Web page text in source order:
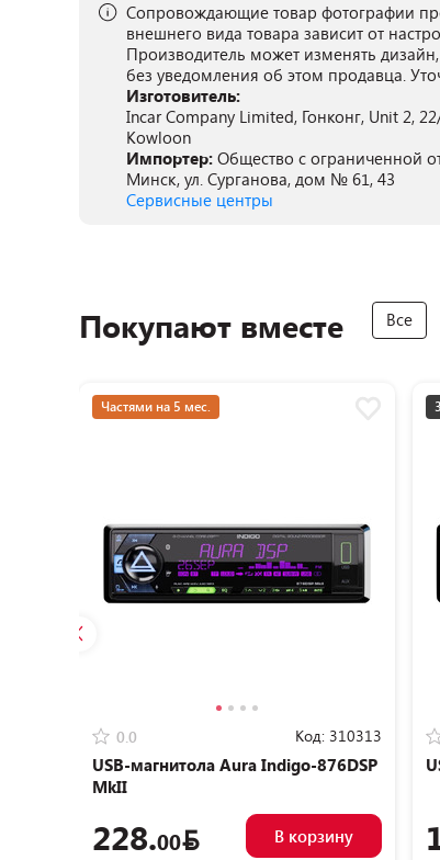
Сопровождающие товар фотографии
внешнего вида товара зависит от
Производитель может изменять
без уведомления об этом продавца.
Изготовитель:
Incar Company Limited, Гонконг, Unit 2,
Kowloon
Импортер: Общество с ограниченной
Минск, ул. Сурганова, дом № 61, 43
Сервисные центры
Покупают вместе Все
Частями на 5 мес.
0.0 Код: 310313
USB-магнитола Aura Indigo-876DSP
MkII
228.00 В корзину